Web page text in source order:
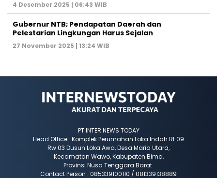
4 Desember 2025 | 06:43 WIB
Gubernur NTB; Pendapatan Daerah dan
Pelestarian Lingkungan Harus Sejalan
27 November 2025 | 13:24 WIB
PT.INTER NEWS TODAY
Head Office : Komplek Perumahan Loka Indah Rt 09
Rw 03 Dusun Loka Awa, Desa Maria Utara,
Kecamatan Wawo, Kabupaten Bima,
Provinsi Nusa Tenggara Barat.
Contact Person : 085339100110 / 081339138889